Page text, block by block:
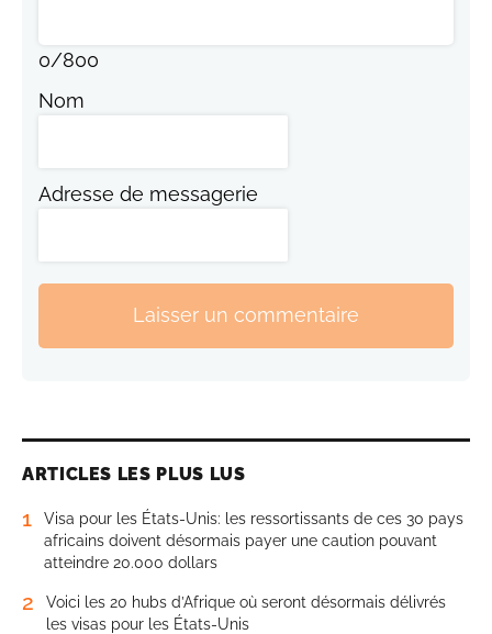
0/800
Nom
Adresse de messagerie
Laisser un commentaire
ARTICLES LES PLUS LUS
1
Visa pour les États-Unis: les ressortissants de ces 30 pays
africains doivent désormais payer une caution pouvant
atteindre 20.000 dollars
2
Voici les 20 hubs d’Afrique où seront désormais délivrés
les visas pour les États-Unis